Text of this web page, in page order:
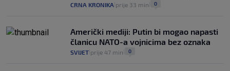
CRNA KRONIKA prije 33 min 0
Američki mediji: Putin bi mogao napasti
članicu NATO-a vojnicima bez oznaka
SVIJET prije 47 min 0